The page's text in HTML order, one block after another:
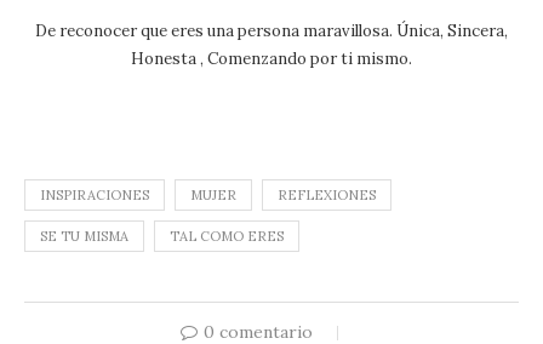
De reconocer que eres una persona maravillosa. Única, Sincera,
Honesta , Comenzando por ti mismo.
INSPIRACIONES MUJER REFLEXIONES
SE TU MISMA TAL COMO ERES
0 comentario